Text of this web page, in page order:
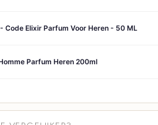
Code Elixir Parfum Voor Heren - 50 ML
Parfum Heren 200ml